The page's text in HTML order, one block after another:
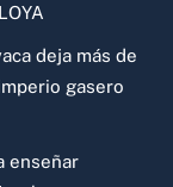
deja más de
gasero
enseñar